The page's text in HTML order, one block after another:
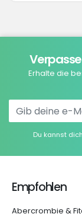
Erhalte die
Du kannst
Empfohlen
Abercrombie &